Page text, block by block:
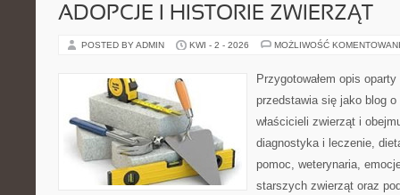
ADOPCJE I HISTORIE ZWIERZĄT
POSTED BY ADMIN KWI - 2 - 2026 MOŻLIWOŚĆ
Przygotowałem opis
przedstawia się jako blog
właścicieli zwierząt i
diagnostyka i leczenie,
pomoc, weterynaria,
starszych zwierząt oraz